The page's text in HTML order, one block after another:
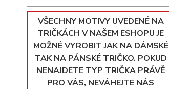
VŠECHNY MOTIVY UVEDENÉ NA
TRIČKÁCH V NAŠEM ESHOPU JE
MOŽNÉ VYROBIT JAK NA DÁMSKÉ
TAK NA PÁNSKÉ TRIČKO. POKUD
NENAJDETE TYP TRIČKA PRÁVĚ
PRO VÁS, NEVÁHEJTE NÁS